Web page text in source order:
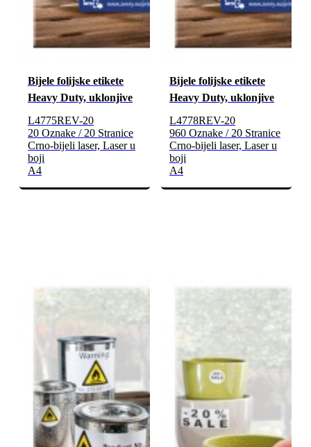
Bijele folijske etikete
Heavy Duty, uklonjive
L4775REV-20
20 Oznake / 20 Stranice
Crno-bijeli laser, Laser u
boji
A4
Bijele folijske etikete
Heavy Duty, uklonjive
L4778REV-20
960 Oznake / 20 Stranice
Crno-bijeli laser, Laser u
boji
A4